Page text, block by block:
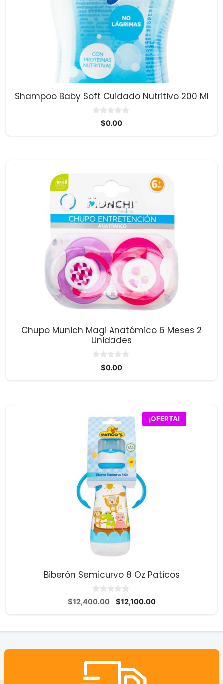
Shampoo Baby Soft Cuidado Nutritivo 200 Ml
$0.00
Chupo Munich Magi Anatómico 6 Meses 2
Unidades
$0.00
¡OFERTA!
Biberón Semicurvo 8 Oz Paticos
0
d
$12,400.00
El
era:
$12,100.00El
es: